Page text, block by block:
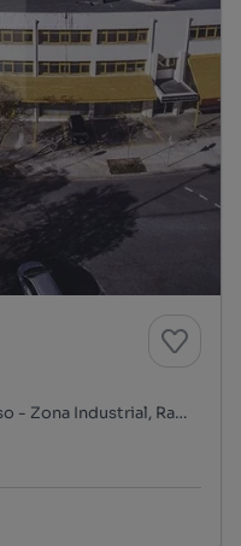
Rua Manuel Pinto de Azevedo, Viso - Zona Industrial, Ramalde, Porto, Porto